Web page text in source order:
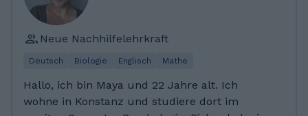
Persönlichkeiten einzustellen. Als Tutor bei
GoTutor möchte ich meine Erfahrungen
nutzen, um Schüler*innen individuell zu
fördern, zu motivieren und Freude am Lernen
Leidenschaft. Ich bringe umfangreiche
pädagogische Erfahrung aus
Neue Nachhilfelehrkraft
Deutsch Biologie Englisch Mathe
Hallo, ich bin Maya und 22 Jahre alt. Ich
wohne in Konstanz und studiere dort im